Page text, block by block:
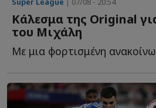
Κάλεσμα της Original
του Μιχάλη